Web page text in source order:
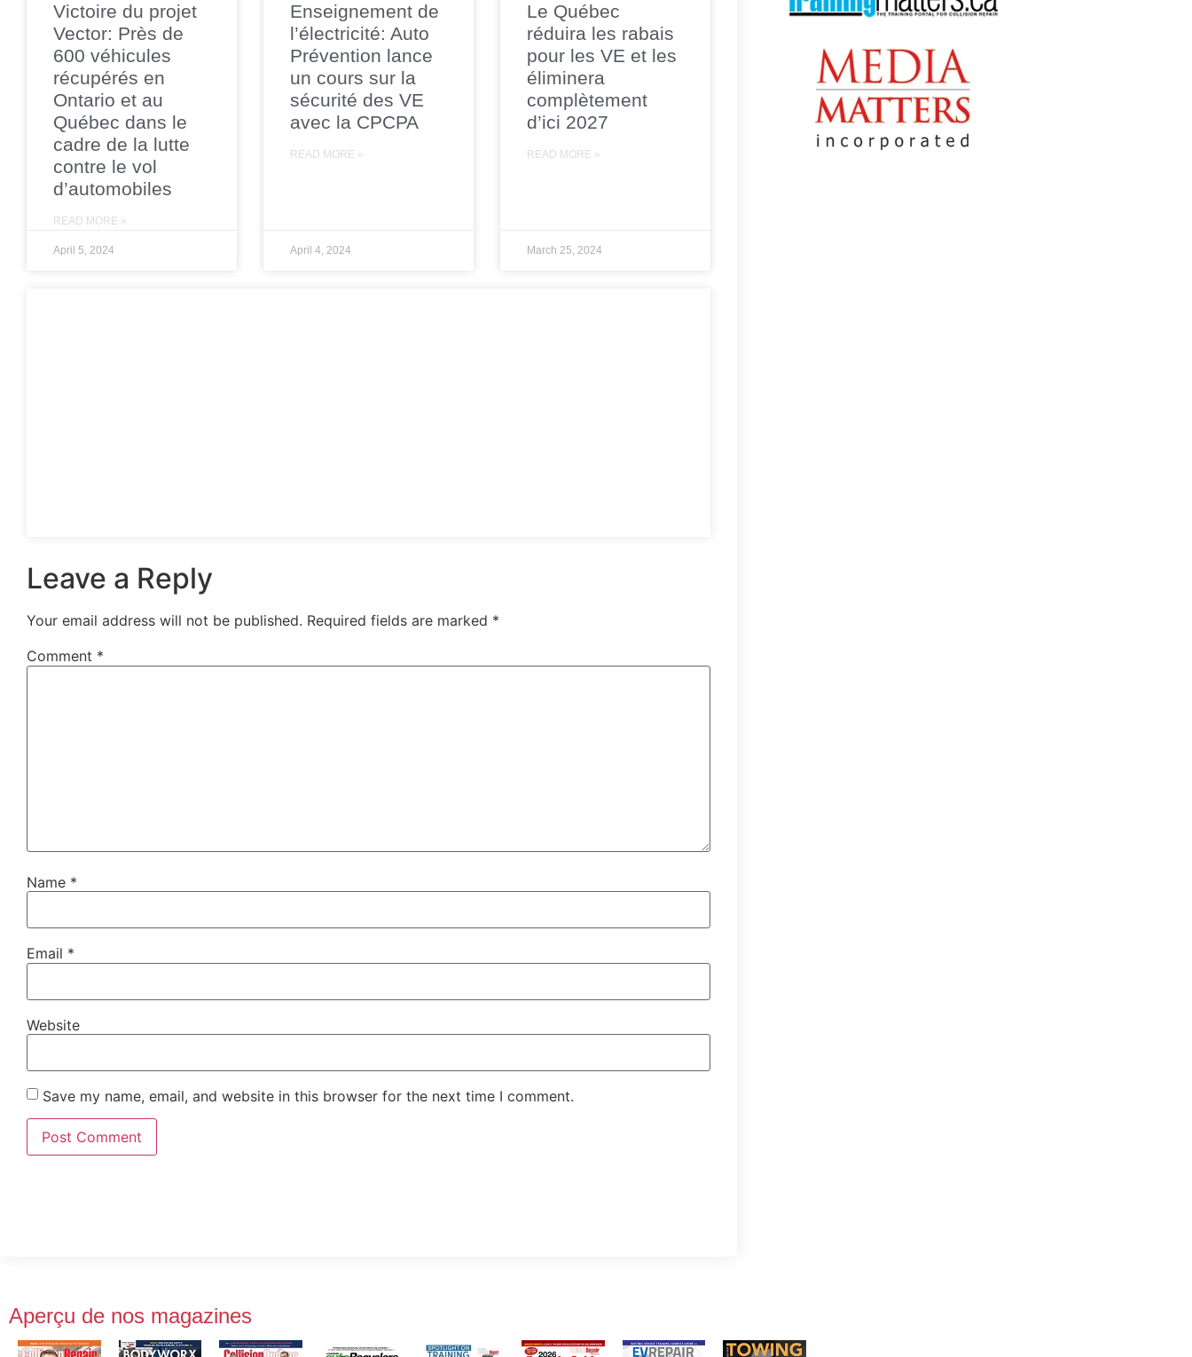
Victoire du projet
Vector: Près de
600 véhicules
récupérés en
Ontario et au
Québec dans le
cadre de la lutte
contre le vol
d’automobiles
READ MORE »
April 5, 2024
Enseignement de
l’électricité: Auto
Prévention lance
un cours sur la
sécurité des VE
avec la CPCPA
READ MORE »
April 4, 2024
Le Québec
réduira les rabais
pour les VE et les
éliminera
complètement
d’ici 2027
READ MORE »
March 25, 2024
Leave a Reply
Your email address will not be published. Required fields are marked *
Comment *
Name *
Email *
Website
Save my name, email, and website in this browser for the next time I comment.
Aperçu de nos magazines